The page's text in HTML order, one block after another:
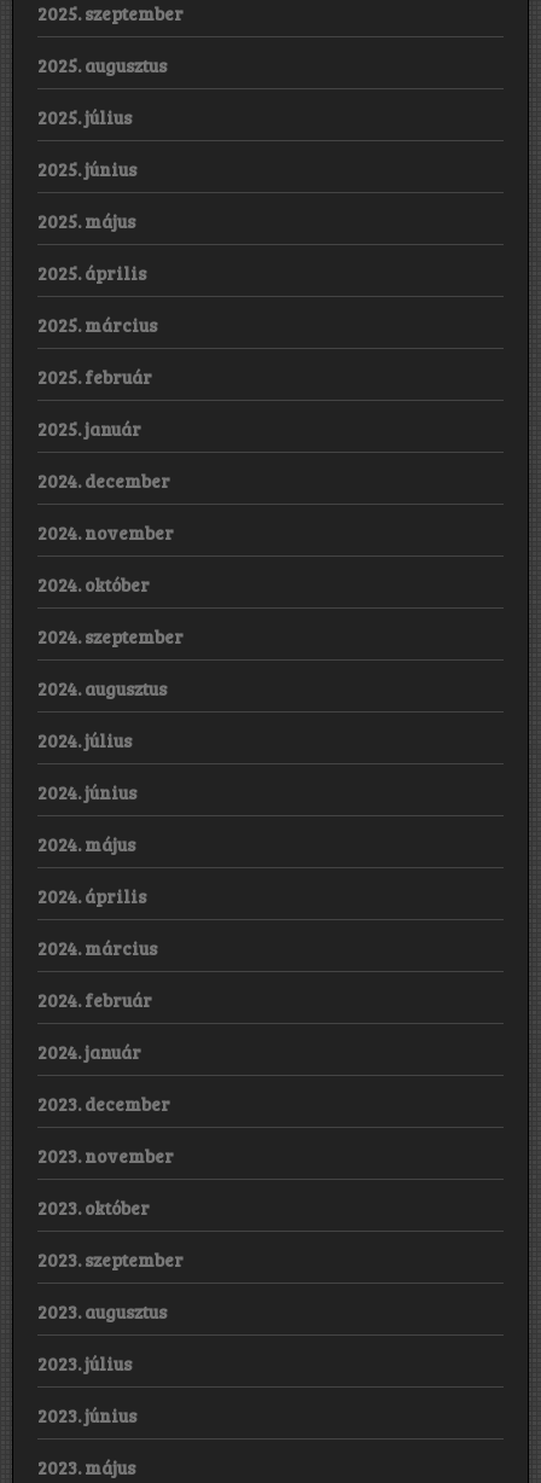
2025. szeptember
2025. augusztus
2025. július
2025. június
2025. május
2025. április
2025. március
2025. február
2025. január
2024. december
2024. november
2024. október
2024. szeptember
2024. augusztus
2024. július
2024. június
2024. május
2024. április
2024. március
2024. február
2024. január
2023. december
2023. november
2023. október
2023. szeptember
2023. augusztus
2023. július
2023. június
2023. május